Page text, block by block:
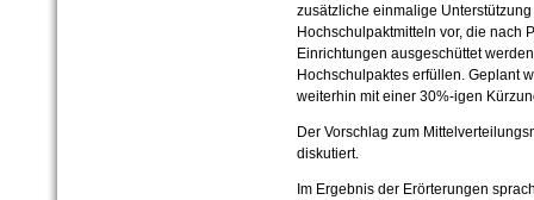
zusätzliche einmalige
Hochschulpaktmitteln vor, die nach
Einrichtungen ausgeschüttet
Hochschulpaktes erfüllen. Geplant
weiterhin mit einer 30%-igen
Der Vorschlag zum
diskutiert.
Im Ergebnis der Erörterungen